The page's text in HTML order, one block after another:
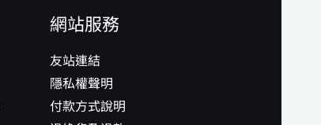
網站服務
友站連結
隱私權聲明
付款方式說明